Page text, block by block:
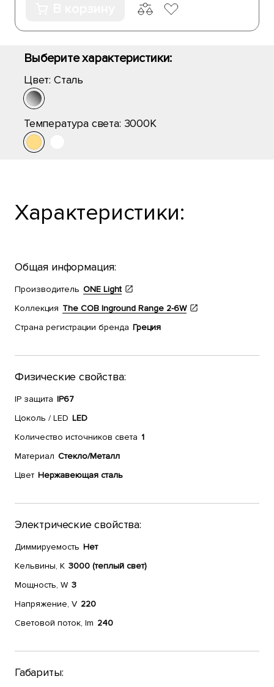
Выберите характеристики:
Цвет: Сталь
Температура света: 3000K
Характеристики:
Общая информация:
Производитель ONE Light
Коллекция The COB Inground Range 2-6W
Страна регистрации бренда Греция
Физические свойства:
IP защита IP67
Цоколь / LED LED
Количество источников света 1
Материал Стекло/Металл
Цвет Нержавеющая сталь
Электрические свойства:
Диммируемость Нет
Кельвины, К 3000 (теплый свет)
Мощность, W 3
Напряжение, V 220
Световой поток, lm 240
Габариты: